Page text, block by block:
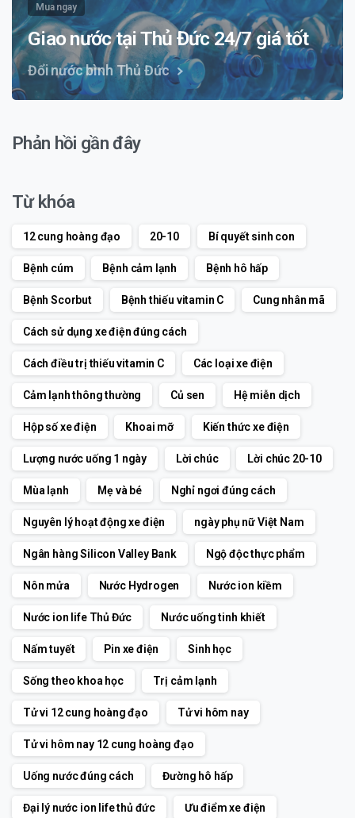
Mua ngay
Giao nước tại Thủ Đức 24/7 giá tốt
Đổi nước bình Thủ Đức
Phản hồi gần đây
Từ khóa
12 cung hoàng đạo 20-10 Bí quyết sinh con
Bệnh cúm Bệnh cảm lạnh Bệnh hô hấp
Bệnh Scorbut Bệnh thiếu vitamin C Cung nhân mã
Cách sử dụng xe điện đúng cách
Cách điều trị thiếu vitamin C Các loại xe điện
Cảm lạnh thông thường Củ sen Hệ miễn dịch
Hộp số xe điện Khoai mỡ Kiến thức xe điện
Lượng nước uống 1 ngày Lời chúc Lời chúc 20-10
Mùa lạnh Mẹ và bé Nghỉ ngơi đúng cách
Nguyên lý hoạt động xe điện ngày phụ nữ Việt Nam
Ngân hàng Silicon Valley Bank Ngộ độc thực phẩm
Nôn mửa Nước Hydrogen Nước ion kiềm
Nước ion life Thủ Đức Nước uống tinh khiết
Nấm tuyết Pin xe điện Sinh học
Sống theo khoa học Trị cảm lạnh
Tử vi 12 cung hoàng đạo Tử vi hôm nay
Tử vi hôm nay 12 cung hoàng đạo
Uống nước đúng cách Đường hô hấp
Đại lý nước ion life thủ đức Ưu điểm xe điện